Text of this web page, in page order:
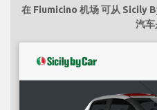
在 Fiumicino 机场 可从 Sicily
汽车